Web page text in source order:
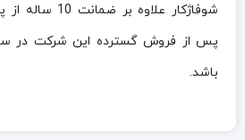
شوفاژکار
پس از فروش گسترده این شرکت در
باشد.